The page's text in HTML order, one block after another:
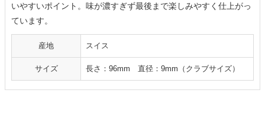
いやすいポイント。味が濃すぎず最後まで楽しみやすく仕上がっ
ています。
産地 スイス
サイズ 長さ：96mm 直径：9mm（クラブサイズ）